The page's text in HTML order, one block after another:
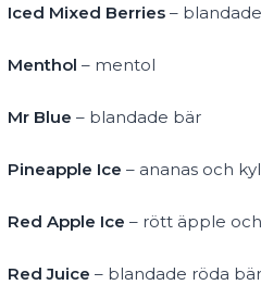
Iced Mixed Berries –
Menthol – mentol
Mr Blue – blandade bär
Pineapple Ice – ananas och
Red Apple Ice – rött äpple
Red Juice – blandade röda